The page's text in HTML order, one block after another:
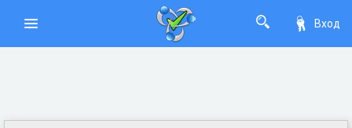
Вход